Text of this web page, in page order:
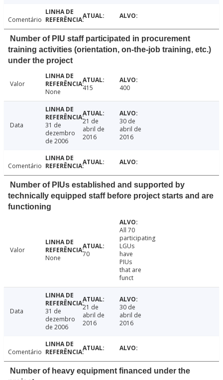
Comentário
Number of PIU staff participated in procurement
training activities (orientation, on-the-job training, etc.)
under the project
Valor
None
415 400
Data
31 de
dezembro
de 2006
21 de
abril de
2016
30 de
abril de
2016
Comentário
Number of PIUs established and supported by
technically equipped staff before project starts and are
functioning
Valor
None
70
All 70
participating
LGUs
have
PIUs
that are
funct
Data
31 de
dezembro
de 2006
21 de
abril de
2016
30 de
abril de
2016
Comentário
Number of heavy equipment financed under the